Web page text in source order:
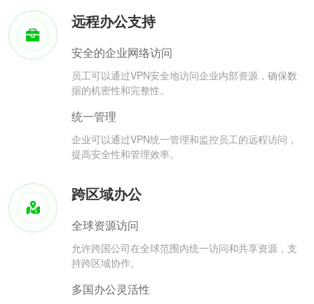
远程办公支持
安全的企业网络访问
员工可以通过VPN安全地访问企业内部资源，确保数
据的机密性和完整性。
统一管理
企业可以通过VPN统一管理和监控员工的远程访问，
提高安全性和管理效率。
跨区域办公
全球资源访问
允许跨国公司在全球范围内统一访问和共享资源，支
持跨区域协作。
多国办公灵活性